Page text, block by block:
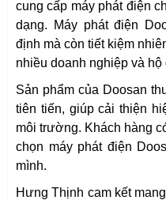
cung cấp máy phát điện
dạng. Máy phát điện
định mà còn tiết kiệm
nhiều doanh nghiệp và hộ
Sản phẩm của Doosan
tiên tiến, giúp cải thiện
môi trường. Khách hàng
chọn máy phát điện
mình.
Hưng Thịnh cam kết